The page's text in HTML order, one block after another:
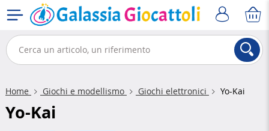
Home Giochi e modellismo Giochi elettronici Yo-Kai
Yo-Kai